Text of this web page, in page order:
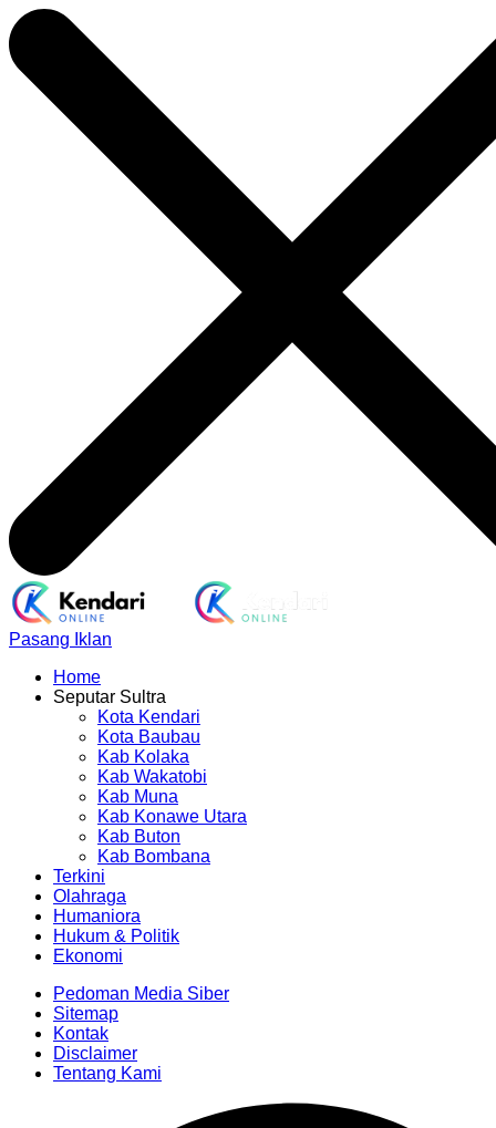
Pasang Iklan
Home
Seputar Sultra
Kota Kendari
Kota Baubau
Kab Kolaka
Kab Wakatobi
Kab Muna
Kab Konawe Utara
Kab Buton
Kab Bombana
Terkini
Olahraga
Humaniora
Hukum & Politik
Ekonomi
Pedoman Media Siber
Sitemap
Kontak
Disclaimer
Tentang Kami